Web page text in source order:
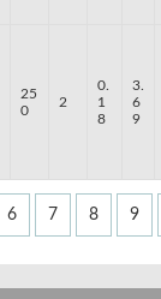
25
0
2
0.
1
8
3.
6
9
6 7 8 9